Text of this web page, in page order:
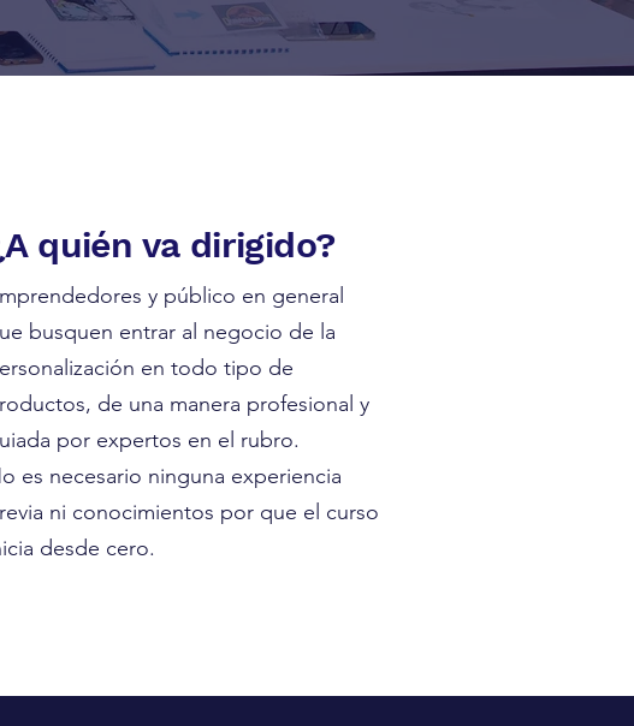
quién va dirigido?
y público en general
busquen entrar al negocio de la
en todo tipo de
de una manera profesional y
por expertos en el rubro.
es necesario ninguna experiencia
ni conocimientos por que el curso
desde cero.